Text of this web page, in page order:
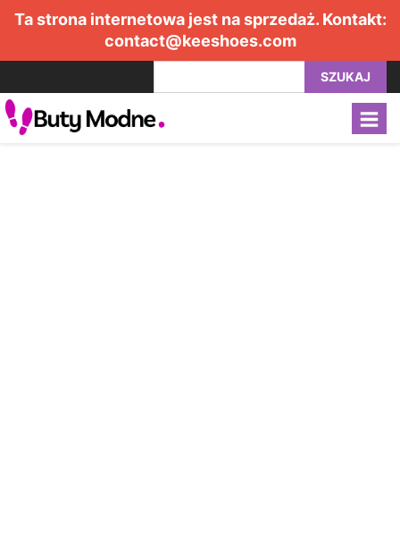
Ta strona internetowa jest na sprzedaż. Kontakt:
contact@keeshoes.com
SZUKAJ